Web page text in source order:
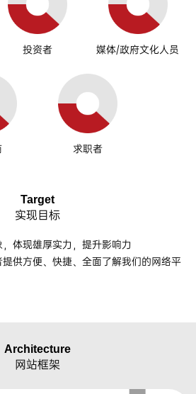
投资者 媒体/政府文化人员
求职者
Target
实现目标
体现雄厚实力，提升影响力
供方便、快捷、全面了解我们的网络平
Architecture
网站框架